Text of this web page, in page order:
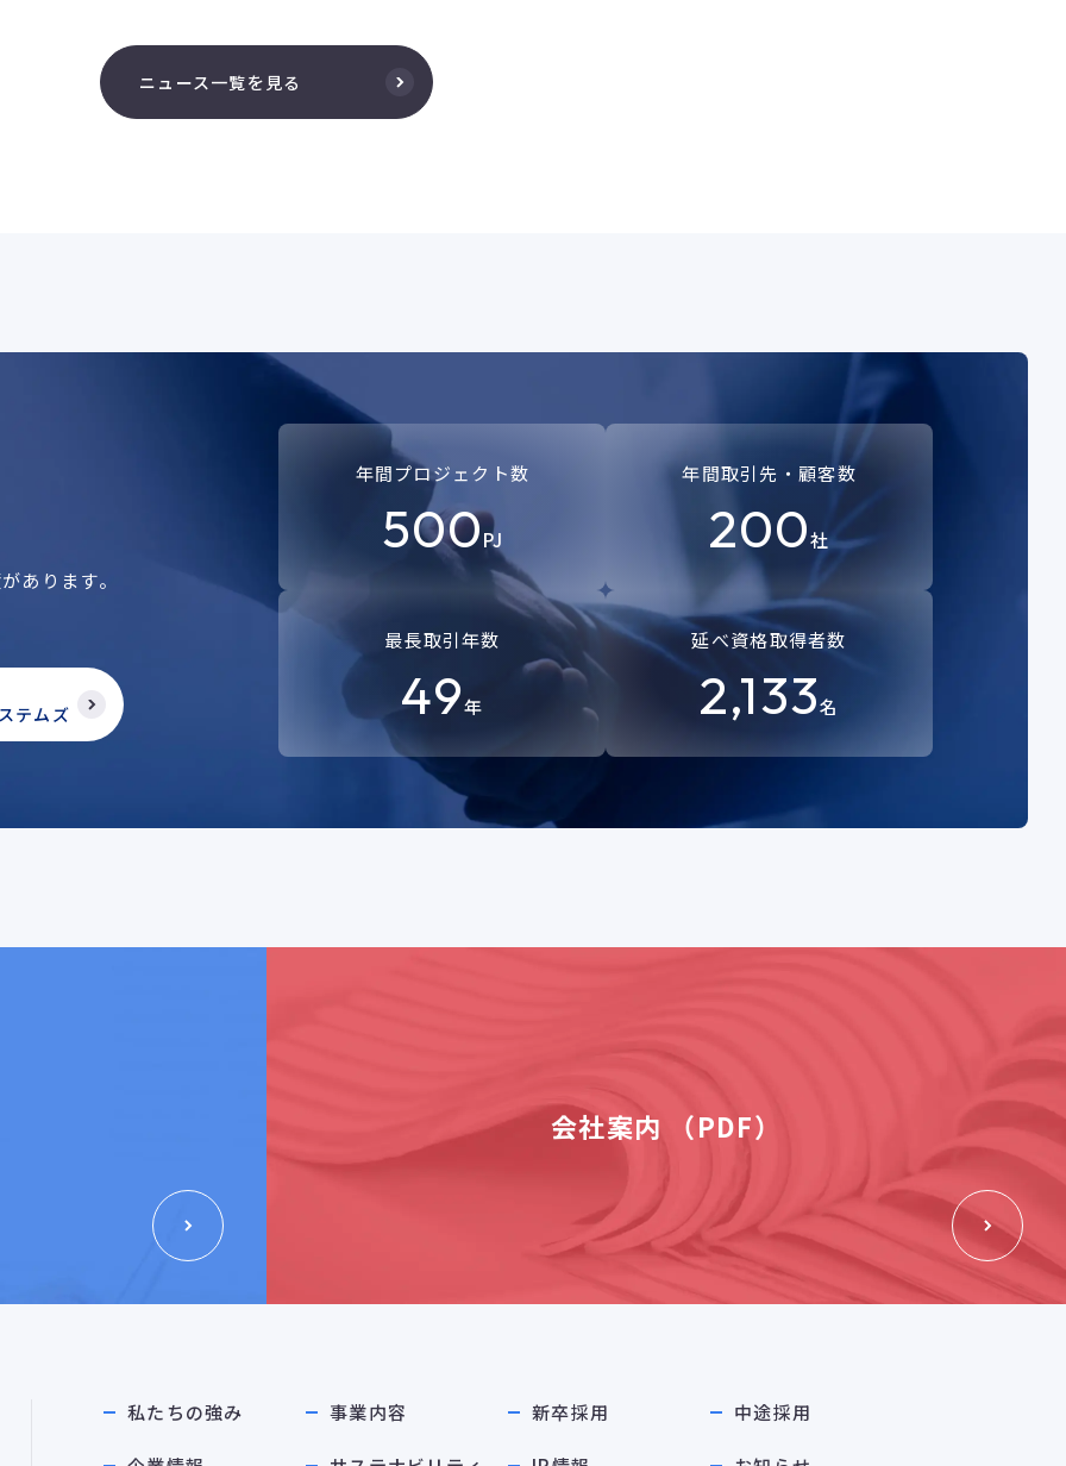
ニュース一覧を見る
あります。
テムズ
年間プロジェクト数
500PJ
年間取引先・顧客数
200社
最長取引年数
49年
延べ資格取得者数
2,133名
会社案内 （PDF）
私たちの強み 事業内容 新卒採用 中途採用